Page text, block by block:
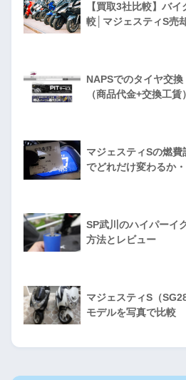
【買取3社比較】バ
較│マジェスティS売
NAPSでのタイヤ交
（商品代金+交換工賃）
マジェスティSの燃
でどれだけ変わるか・
SP武川のハイパーイ
方法とレビュー
マジェスティS（
モデルを写真で比較